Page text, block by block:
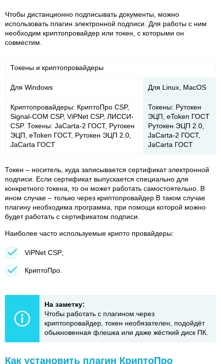
Чтобы дистанционно подписывать документы, можно
использовать плагин электронной подписи. Для работы с ним
необходим криптопровайдер или токен, с которыми он
совместим.
Токены и криптопровайдеры
Для Windows Для Linux, MacOS
Криптопровайдеры: КриптоПро CSP,
Signal-COM CSP, ViPNet CSP, ЛИССИ-
CSP. Токены: JaCarta-2 ГОСТ, Рутокен
ЭЦП, eToken ГОСТ, Рутокен ЭЦП 2.0,
JaCarta ГОСТ
Токены: Рутокен
ЭЦП, eToken ГОСТ
Рутокен ЭЦП 2.0,
JaCarta-2 ГОСТ,
JaCarta ГОСТ
Токен – носитель, куда записывается сертификат электронной
подписи. Если сертификат выпускается специально для
конкретного токена, то он может работать самостоятельно. В
ином случае – только через криптопровайдер.В таком случае
плагину необходима программа, при помощи которой можно
будет работать с сертификатом подписи.
Наиболее часто используемые крипто провайдеры:
ViPNet CSP;
КриптоПро.
На заметку:
Чтобы работать с плагином через
криптопровайдер, токен необязателен, подойдёт
обыкновенная флешка или даже жёсткий диск ПК.
Как установить плагин КриптоПро